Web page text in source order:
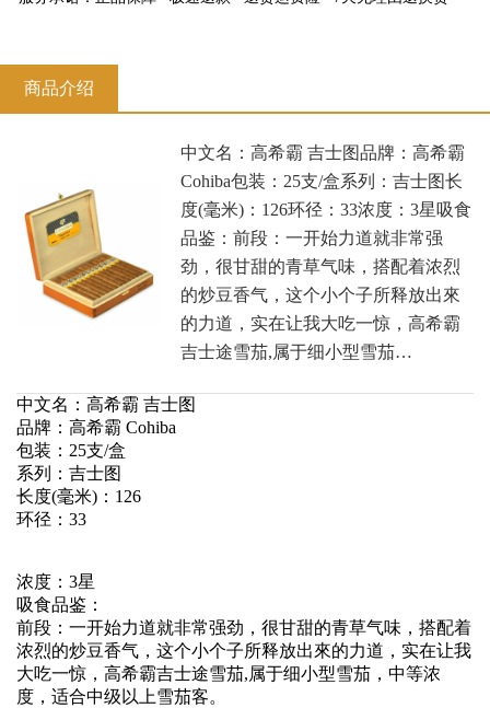
商品介绍
中文名：高希霸 吉士图品牌：高希霸
Cohiba包装：25支/盒系列：吉士图长
度(毫米)：126环径：33浓度：3星吸食
品鉴：前段：一开始力道就非常强
劲，很甘甜的青草气味，搭配着浓烈
的炒豆香气，这个小个子所释放出來
的力道，实在让我大吃一惊，高希霸
吉士途雪茄,属于细小型雪茄…
中文名：高希霸 吉士图
品牌：高希霸 Cohiba
包装：25支/盒
系列：吉士图
长度(毫米)：126
环径：33
浓度：3星
吸食品鉴：
前段：一开始力道就非常强劲，很甘甜的青草气味，搭配着
浓烈的炒豆香气，这个小个子所释放出來的力道，实在让我
大吃一惊，高希霸吉士途雪茄,属于细小型雪茄，中等浓
度，适合中级以上雪茄客。